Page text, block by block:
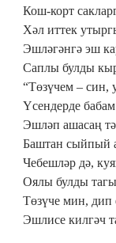
Кош-корт
Хәл иттек
Эшләгәнгә эш
Саплы булды
“Төзүчем – син,
Үсендерде
Эшләп ашасаң
Баштан сыйпый
Чебешләр дә,
Оялы булды
Төзүче мин, дип
Эшлисе килгәч